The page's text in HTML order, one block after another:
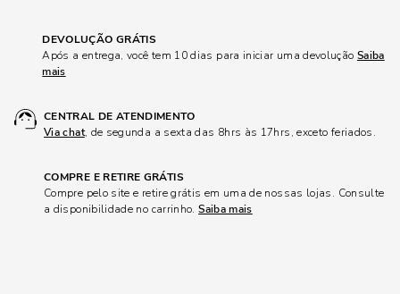
DEVOLUÇÃO GRÁTIS
Após a entrega, você tem 10 dias para iniciar uma devolução Saiba
mais
CENTRAL DE ATENDIMENTO
Via chat, de segunda a sexta das 8hrs às 17hrs, exceto feriados.
COMPRE E RETIRE GRÁTIS
Compre pelo site e retire grátis em uma de nossas lojas. Consulte
a disponibilidade no carrinho.Saiba mais